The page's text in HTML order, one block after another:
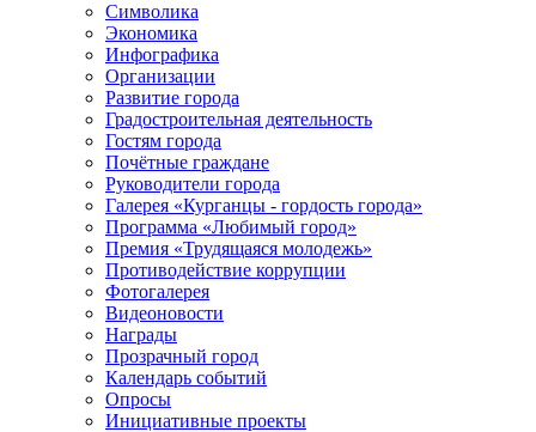
Символика
Экономика
Инфографика
Организации
Развитие города
Градостроительная деятельность
Гостям города
Почётные граждане
Руководители города
Галерея «Курганцы - гордость города»
Программа «Любимый город»
Премия «Трудящаяся молодежь»
Противодействие коррупции
Фотогалерея
Видеоновости
Награды
Прозрачный город
Календарь событий
Опросы
Инициативные проекты